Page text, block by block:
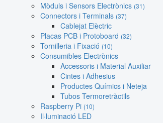
Mòduls i Sensors Electrònics (31)
Connectors i Terminals (37)
Cablejat Elèctric
Placas PCB i Protoboard (32)
Tornilleria i Fixació (10)
Consumibles Electrònics
Accessoris i Material Auxiliar
Cintes i Adhesius
Productes Químics i Neteja
Tubos Termoretràctils
Raspberry Pi (10)
Il·luminació LED